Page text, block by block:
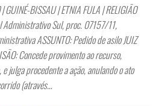
GUINÉ-BISSAU | ETNIA FULA | RELIGIÃO
Sul, proc. 07157/11,
ASSUNTO: Pedido de asilo JUIZ
Concede provimento ao recurso,
julga procedente a ação, anulando o ato
(através…